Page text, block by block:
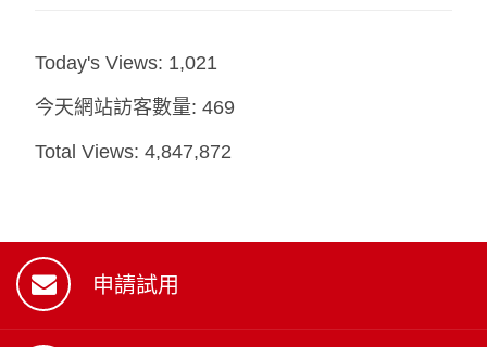
Today's Views: 1,021
今天網站訪客數量:469
Total Views:4,847,872
申請試用